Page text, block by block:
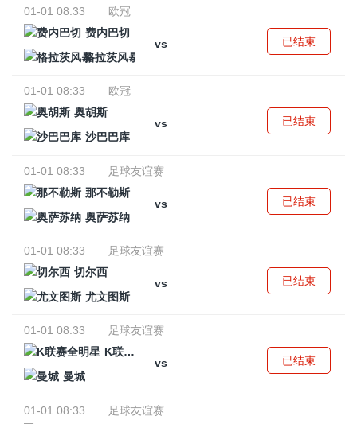
01-01 08:33
欧冠
费内巴切
vs
格拉茨风暴
已结束
01-01 08:33
欧冠
奥胡斯
vs
沙巴巴库
已结束
01-01 08:33
足球友谊赛
那不勒斯
vs
奥萨苏纳
已结束
01-01 08:33
足球友谊赛
切尔西
vs
尤文图斯
已结束
01-01 08:33
足球友谊赛
K联赛全明星
vs
曼城
已结束
01-01 08:33
足球友谊赛